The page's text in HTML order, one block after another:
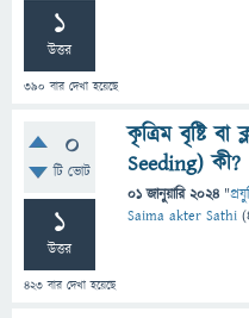
1
উত্তর
390 বার দেখা হয়েছে
0
টি ভোট
1
উত্তর
423 বার দেখা হয়েছে
কৃত্রিম বৃষ্টি বা
Seeding) কী?
01 জানুয়ারি 2024 "
Saima akter Sathi (